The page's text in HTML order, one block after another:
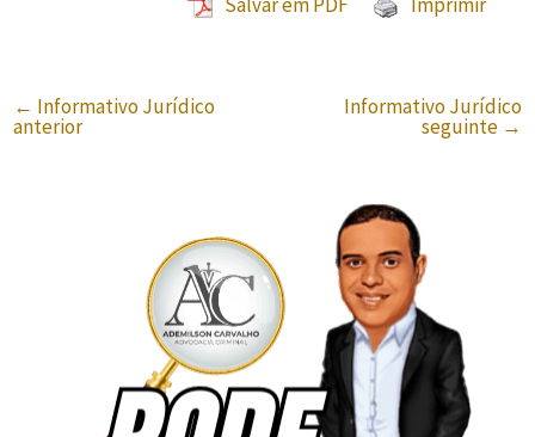
← Informativo Jurídico
anterior
Informativo Jurídico
seguinte →